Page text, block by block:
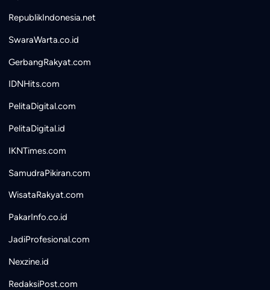
RepublikIndonesia.net
SwaraWarta.co.id
GerbangRakyat.com
IDNHits.com
PelitaDigital.com
PelitaDigital.id
IKNTimes.com
SamudraPikiran.com
WisataRakyat.com
PakarInfo.co.id
JadiProfesional.com
Nexzine.id
RedaksiPost.com